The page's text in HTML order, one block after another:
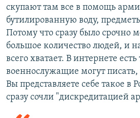
скупают там все в помощь
бутилированную воду,
Потому что сразу было срочно
большое количество людей, и
всего хватает. В интернете
военнослужащие могут писать,
Вы представляете себе такое в
сразу сочли "дискредитацией